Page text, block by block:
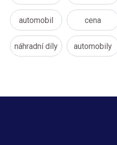
automobil cena
náhradní díly automobily